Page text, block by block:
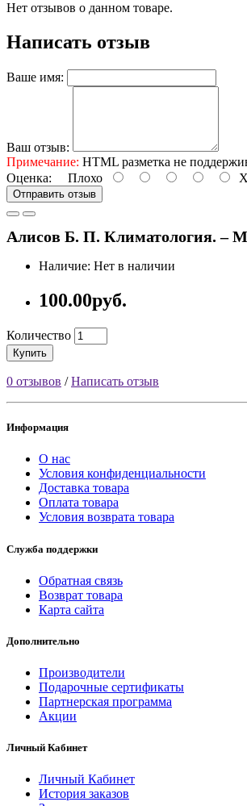
Нет отзывов о данном товаре.
Написать отзыв
Ваше имя:
Ваш отзыв:
Примечание: HTML разметка не
Оценка: Плохо
Отправить отзыв
Алисов Б. П. Климатология. –
Наличие: Нет в наличии
100.00руб.
Количество
Купить
0 отзывов /Написать отзыв
Информация
О нас
Условия конфиденциальности
Доставка товара
Оплата товара
Условия возврата товара
Служба поддержки
Обратная связь
Возврат товара
Карта сайта
Дополнительно
Производители
Подарочные сертификаты
Партнерская программа
Акции
Личный Кабинет
Личный Кабинет
История заказов